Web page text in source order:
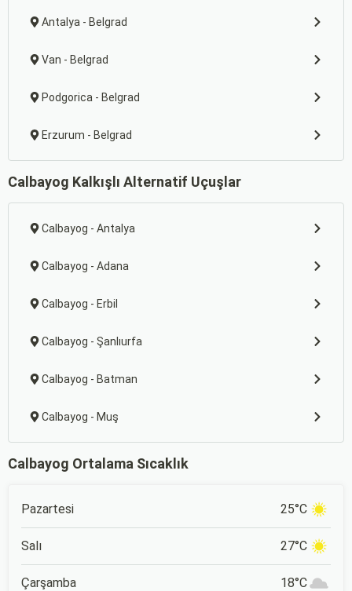
Antalya - Belgrad
Van - Belgrad
Podgorica - Belgrad
Erzurum - Belgrad
Calbayog Kalkışlı Alternatif Uçuşlar
Calbayog - Antalya
Calbayog - Adana
Calbayog - Erbil
Calbayog - Şanlıurfa
Calbayog - Batman
Calbayog - Muş
Calbayog Ortalama Sıcaklık
Pazartesi 25°C
Salı 27°C
Çarşamba 18°C